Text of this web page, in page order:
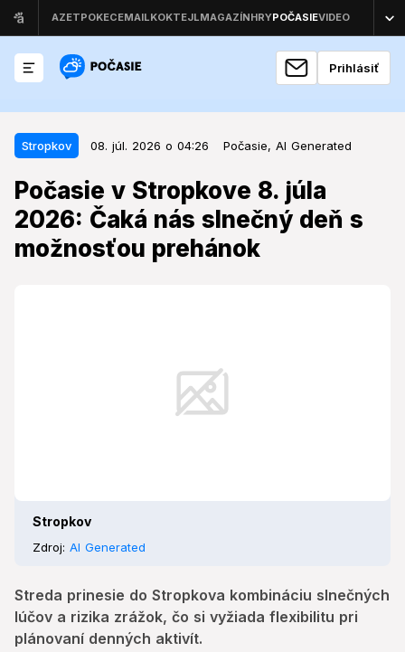
Prihlásiť
Stropkov 08. júl. 2026 o 04:26 Počasie, AI Generated
Počasie v Stropkove 8. júla
2026: Čaká nás slnečný deň s
možnosťou prehánok
Stropkov
Zdroj: AI Generated
Streda prinesie do Stropkova kombináciu slnečných
lúčov a rizika zrážok, čo si vyžiada flexibilitu pri
plánovaní denných aktivít.
Stropkov 08. júl. 2026 o 04:26
Počasie v Stropkove 8. júla 2026:
Čaká nás slnečný deň s
možnosťou prehánok